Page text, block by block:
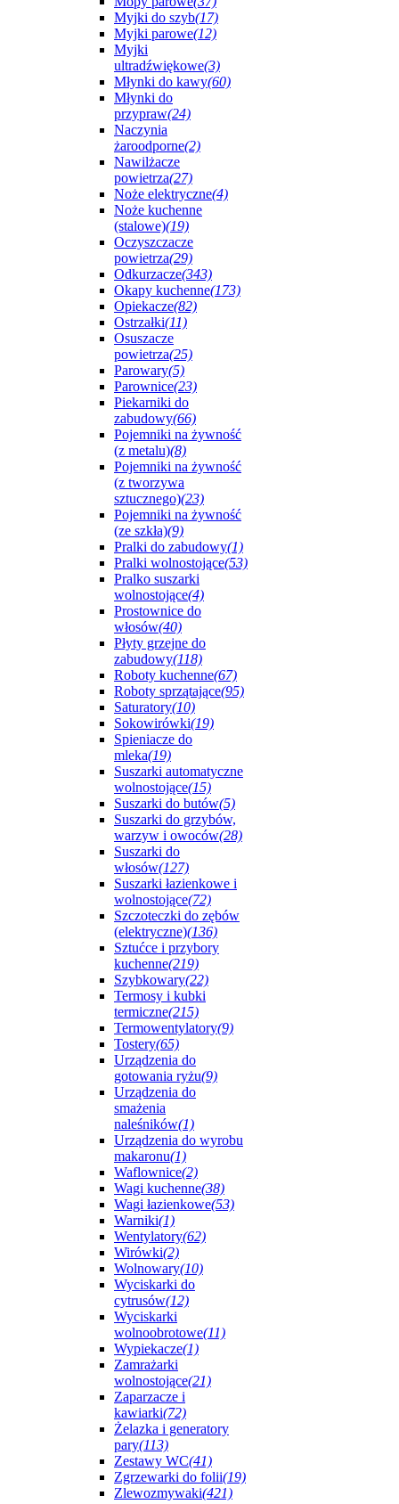
Myjki do szyb(17)
Myjki parowe(12)
Myjki
ultradźwiękowe(3)
Młynki do kawy(60)
Młynki do
przypraw(24)
Naczynia
żaroodporne(2)
Nawilżacze
powietrza(27)
Noże elektryczne(4)
Noże kuchenne
(stalowe)(19)
Oczyszczacze
powietrza(29)
Odkurzacze(343)
Okapy kuchenne(173)
Opiekacze(82)
Ostrzałki(11)
Osuszacze
powietrza(25)
Parowary(5)
Parownice(23)
Piekarniki do
zabudowy(66)
Pojemniki na żywność
(z metalu)(8)
Pojemniki na żywność
(z tworzywa
sztucznego)(23)
Pojemniki na żywność
(ze szkła)(9)
Pralki do zabudowy(1)
Pralki wolnostojące(53)
Pralko suszarki
wolnostojące(4)
Prostownice do
włosów(40)
Płyty grzejne do
zabudowy(118)
Roboty kuchenne(67)
Roboty sprzątające(95)
Saturatory(10)
Sokowirówki(19)
Spieniacze do
mleka(19)
Suszarki automatyczne
wolnostojące(15)
Suszarki do butów(5)
Suszarki do grzybów,
warzyw i owoców(28)
Suszarki do
włosów(127)
Suszarki łazienkowe i
wolnostojące(72)
Szczoteczki do zębów
(elektryczne)(136)
Sztućce i przybory
kuchenne(219)
Szybkowary(22)
Termosy i kubki
termiczne(215)
Termowentylatory(9)
Tostery(65)
Urządzenia do
gotowania ryżu(9)
Urządzenia do
smażenia
naleśników(1)
Urządzenia do wyrobu
makaronu(1)
Waflownice(2)
Wagi kuchenne(38)
Wagi łazienkowe(53)
Warniki(1)
Wentylatory(62)
Wirówki(2)
Wolnowary(10)
Wyciskarki do
cytrusów(12)
Wyciskarki
wolnoobrotowe(11)
Wypiekacze(1)
Zamrażarki
wolnostojące(21)
Zaparzacze i
kawiarki(72)
Żelazka i generatory
pary(113)
Zestawy WC(41)
Zgrzewarki do folii(19)
Zlewozmywaki(421)